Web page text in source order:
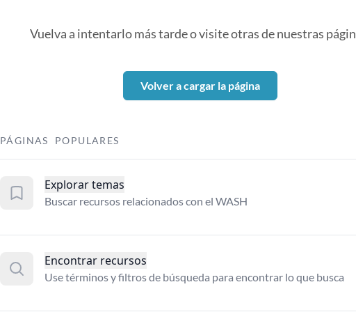
Vuelva a intentarlo más tarde o visite otras de nuestras
Volver a cargar la página
PÁGINAS POPULARES
Explorar temas
Buscar recursos relacionados con el WASH
Encontrar recursos
Use términos y filtros de búsqueda para encontrar lo que busca